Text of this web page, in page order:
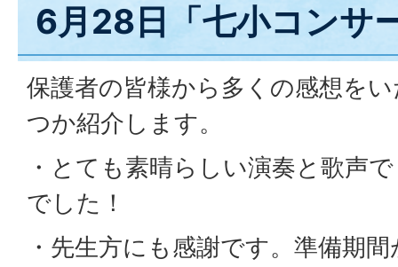
6月28日「七小コンサ
保護者の皆様から多くの感想を
つか紹介します。
・とても素晴らしい演奏と歌声
でした！
・先生方にも感謝です。準備期